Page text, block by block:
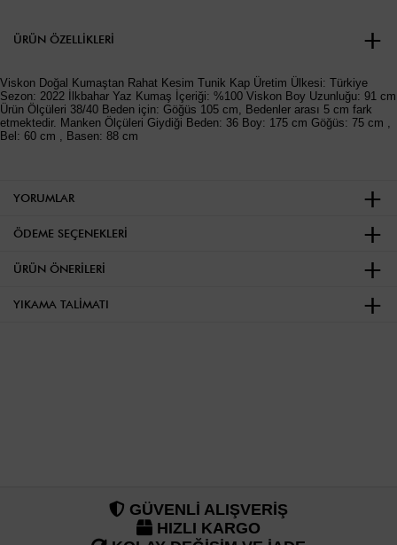
ÜRÜN ÖZELLIKLERI
Viskon Doğal Kumaştan Rahat Kesim Tunik Kap Üretim Ülkesi: Türkiye
Sezon: 2022 İlkbahar Yaz Kumaş İçeriği: %100 Viskon Boy Uzunluğu: 91 cm
Ürün Ölçüleri 38/40 Beden için: Göğüs 105 cm, Bedenler arası 5 cm fark
etmektedir. Manken Ölçüleri Giydiği Beden: 36 Boy: 175 cm Göğüs: 75 cm ,
Bel: 60 cm , Basen: 88 cm
YORUMLAR
ÖDEME SEÇENEKLERI
ÜRÜN ÖNERILERI
YIKAMA TALIMATI
GÜVENLİ ALIŞVERİŞ
HIZLI KARGO